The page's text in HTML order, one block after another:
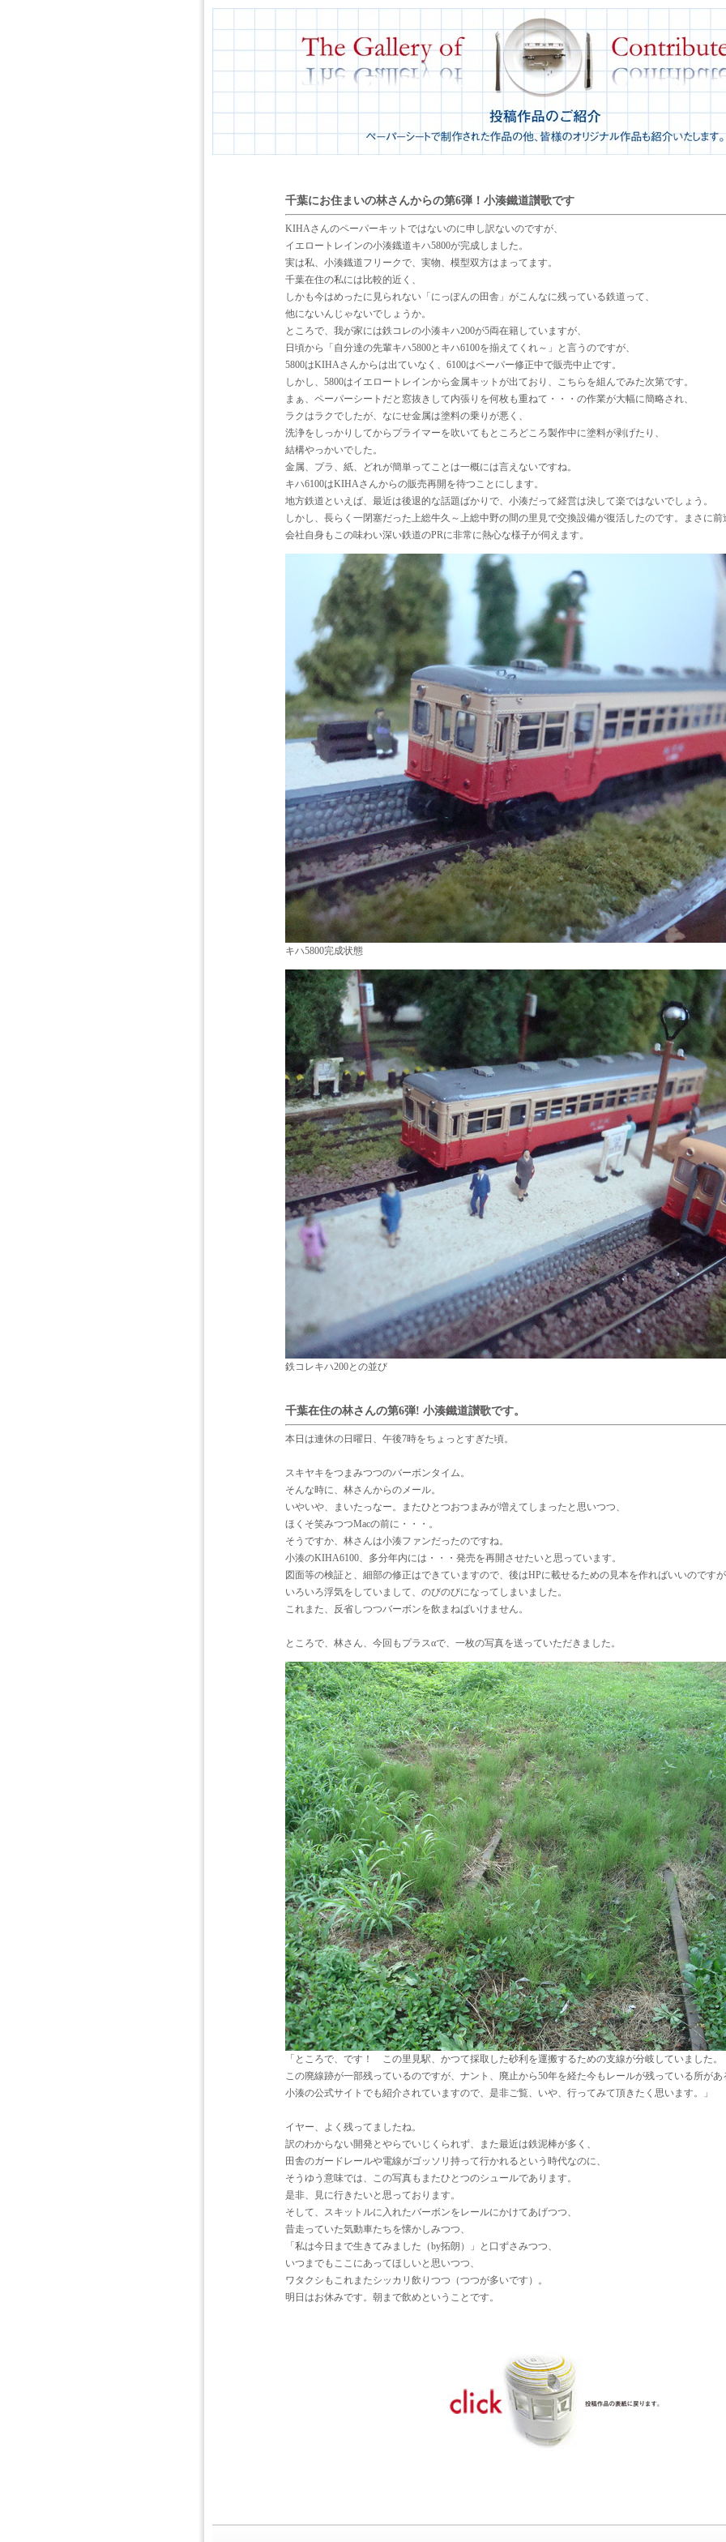
千葉にお住まいの林さんからの第6弾！小湊鐵道讃歌です
KIHAさんのペーパーキットではないのに申し訳ないのですが、
イエロートレインの小湊鐡道キハ5800が完成しました。
実は私、小湊鐡道フリークで、実物、模型双方はまってます。
千葉在住の私には比較的近く、
しかも今はめったに見られない「にっぽんの田舎」がこんなに残っている鉄道って、
他にないんじゃないでしょうか。
ところで、我が家には鉄コレの小湊キハ200が5両在籍していますが、
日頃から「自分達の先輩キハ5800とキハ6100を揃えてくれ～」と言うのですが、
5800はKIHAさんからは出ていなく、6100はペーパー修正中で販売中止です。
しかし、5800はイエロートレインから金属キットが出ており、こちらを組んでみた次第です。
まぁ、ペーパーシートだと窓抜きして内張りを何枚も重ねて・・・の作業が大幅に簡略され、
ラクはラクでしたが、なにせ金属は塗料の乗りが悪く、
洗浄をしっかりしてからプライマーを吹いてもところどころ製作中に塗料が剥げたり、
結構やっかいでした。
金属、プラ、紙、どれが簡単ってことは一概には言えないですね。
キハ6100はKIHAさんからの販売再開を待つことにします。
地方鉄道といえば、最近は後退的な話題ばかりで、小湊だって経営は決して楽ではないでしょう。
しかし、長らく一閉塞だった上総牛久～上総中野の間の里見で交換設備が復活したのです。まさに前
会社自身もこの味わい深い鉄道のPRに非常に熱心な様子が伺えます。
キハ5800完成状態
鉄コレキハ200との並び
千葉在住の林さんの第6弾! 小湊鐵道讃歌です。
本日は連休の日曜日、午後7時をちょっとすぎた頃。
スキヤキをつまみつつのバーボンタイム。
そんな時に、林さんからのメール。
いやいや、まいたっなー。またひとつおつまみが増えてしまったと思いつつ、
ほくそ笑みつつMacの前に・・・。
そうですか、林さんは小湊ファンだったのですね。
小湊のKIHA6100、多分年内には・・・発売を再開させたいと思っています。
図面等の検証と、細部の修正はできていますので、後はHPに載せるための見本を作ればいいのです
いろいろ浮気をしていまして、のびのびになってしまいました。
これまた、反省しつつバーボンを飲まねばいけません。
ところで、林さん、今回もプラスαで、一枚の写真を送っていただきました。
「ところで、です！ この里見駅、かつて採取した砂利を運搬するための支線が分岐していました。
この廃線跡が一部残っているのですが、ナント、廃止から50年を経た今もレールが残っている所があ
小湊の公式サイトでも紹介されていますので、是非ご覧、いや、行ってみて頂きたく思います。」
イヤー、よく残ってましたね。
訳のわからない開発とやらでいじくられず、また最近は鉄泥棒が多く、
田舎のガードレールや電線がゴッソリ持って行かれるという時代なのに、
そうゆう意味では、この写真もまたひとつのシュールであります。
是非、見に行きたいと思っております。
そして、スキットルに入れたバーボンをレールにかけてあげつつ、
昔走っていた気動車たちを懐かしみつつ、
「私は今日まで生きてみました（by拓朗）」と口ずさみつつ、
いつまでもここにあってほしいと思いつつ、
ワタクシもこれまたシッカリ飲りつつ（つつが多いです）。
明日はお休みです。朝まで飲めということです。